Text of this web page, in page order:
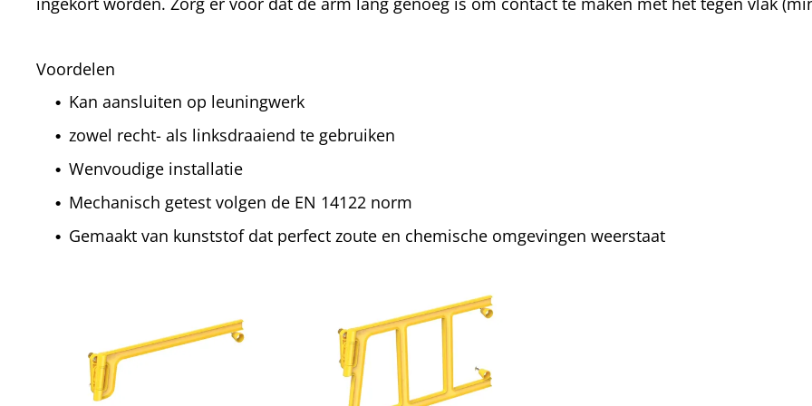
Voordelen
Kan aansluiten op leuningwerk
zowel recht- als linksdraaiend te gebruiken
Wenvoudige installatie
Mechanisch getest volgen de EN 14122 norm
Gemaakt van kunststof dat perfect zoute en chemische omgevingen weerstaat